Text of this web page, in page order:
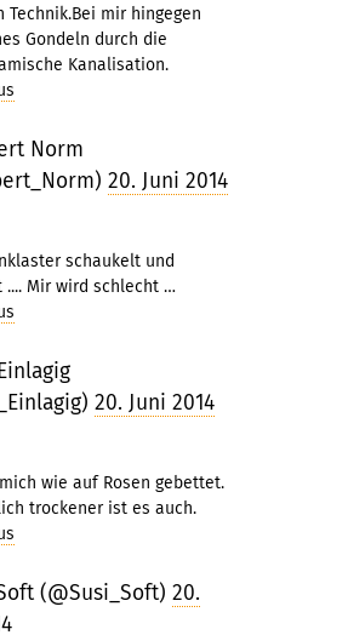
Technik.Bei mir hingegen
Gondeln durch die
Kanalisation.
Norm
20. Juni 2014
schaukelt und
.... Mir wird schlecht …
20. Juni 2014
wie auf Rosen gebettet.
trockener ist es auch.
(@Susi_Soft) 20.